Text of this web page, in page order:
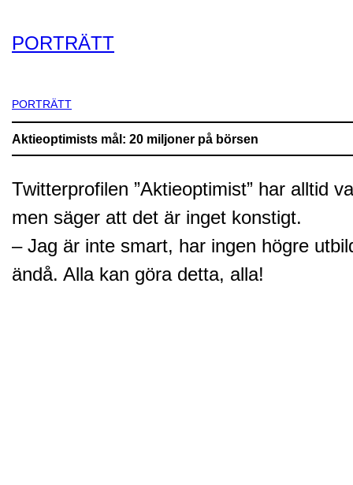
PORTRÄTT
PORTRÄTT
Aktieoptimists mål: 20 miljoner på börsen
Twitterprofilen ”Aktieoptimist” har alltid
men säger att det är inget konstigt.
– Jag är inte smart, har ingen högre
ändå. Alla kan göra detta, alla!